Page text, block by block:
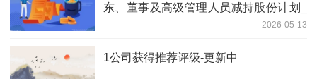
东、董事及高级管理人员减持股份计划_
2026-05-13
1公司获得推荐评级-更新中